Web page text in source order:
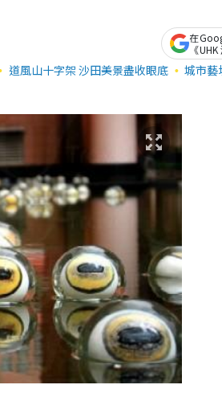
在
《
道風山十字架 沙田美景盡收眼底 城市藝